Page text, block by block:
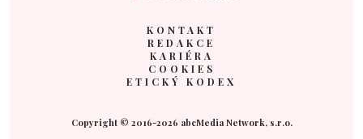
KONTAKT
REDAKCE
KARIÉRA
COOKIES
ETICKÝ KODEX
Copyright © 2016-2026 abcMedia Network, s.r.o.